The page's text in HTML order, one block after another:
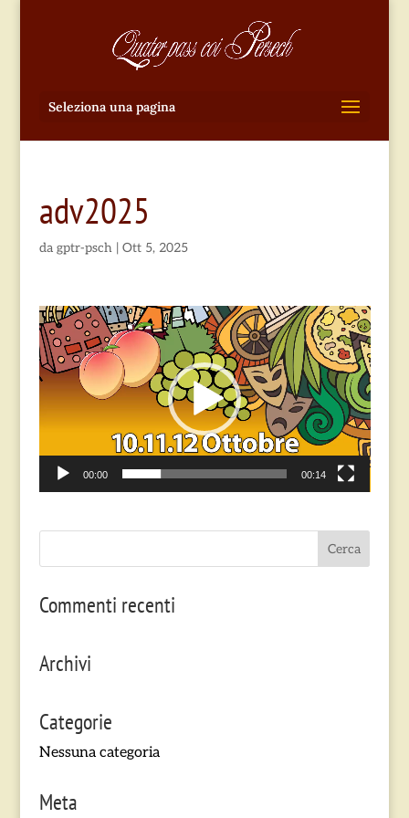
Seleziona una pagina
adv2025
da gptr-psch| Ott 5, 2025
Video
Player
00:00 00:14
Commenti recenti
Archivi
Categorie
Nessuna categoria
Meta